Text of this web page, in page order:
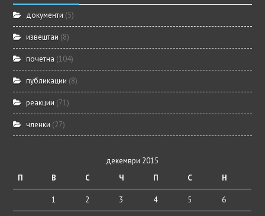
документи (5)
извештаи (8)
почетна (104)
публикации (8)
реакции (71)
членки (27)
декември 2015
П
В С Ч П С Н
1 2 3 4 5 6